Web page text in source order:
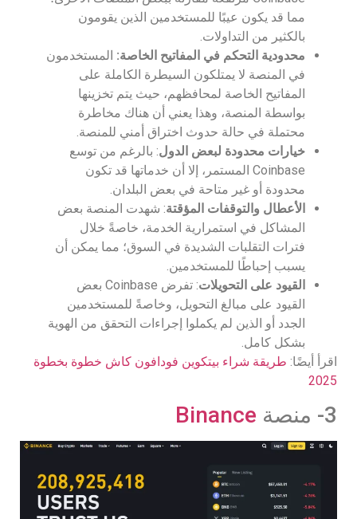
مما قد يكون عيبًا للمستخدمين الذين يقومون
بالكثير من التداولات.
محدودية التحكم في المفاتيح الخاصة: المستخدمون
في المنصة لا يمتلكون السيطرة الكاملة على
المفاتيح الخاصة لمحافظهم، حيث يتم تخزينها
بواسطة المنصة، وهذا يعني أن هناك مخاطرة
محتملة في حالة حدوث اختراق أمني للمنصة.
خيارات محدودة لبعض الدول: بالرغم من توسع
Coinbase المستمر، إلا أن خدماتها قد تكون
محدودة أو غير متاحة في بعض البلدان.
الأعطال والتوقفات المؤقتة: شهدت المنصة بعض
المشاكل في استمرارية الخدمة، خاصةً خلال
فترات التقلبات الشديدة في السوق؛ مما يمكن أن
يسبب إحباطًا للمستخدمين.
القيود على التحويلات
: تفرض Coinbase بعض
القيود على مبالغ التحويل، وخاصةً للمستخدمين
الجدد أو الذين لم يكملوا إجراءات التحقق من الهوية
بشكل كامل.
اقرأ أيضًا: طريقة شراء بيتكوين فودافون كاش خطوة بخطوة
2025
3- منصة Binance